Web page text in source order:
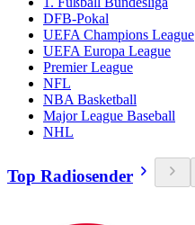
DFB-Pokal
UEFA Champions League
UEFA Europa League
Premier League
NFL
NBA Basketball
Major League Baseball
NHL
Top Radiosender